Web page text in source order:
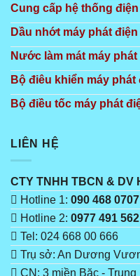
Cung cấp hệ thống điện
Dầu nhớt máy phát điện
Nước làm mát máy phát
Bộ điêu khiển máy phát
Bộ điều tốc máy phát
LIÊN HỆ
CTY TNHH TBCN & DV
Hotline 1: 090 468 0707
Hotline 2: 0977 491 562
Tel: 024 668 00 666
Trụ sở: An Dương
CN: 3 miền Băc -